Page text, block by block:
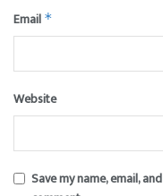
Email *
Website
Save my name, email,